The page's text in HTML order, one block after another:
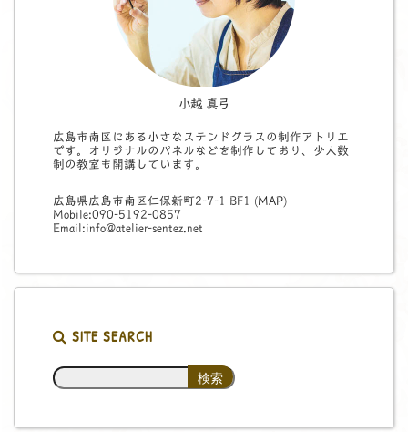
小越 真弓
広島市南区にある小さなステンドグラスの制作アトリエ
です。オリジナルのパネルなどを制作しており、少人数
制の教室も開講しています。
広島県広島市南区仁保新町2-7-1 BF1 (MAP)
Mobile:090-5192-0857
Email:info@atelier-sentez.net
SITE SEARCH